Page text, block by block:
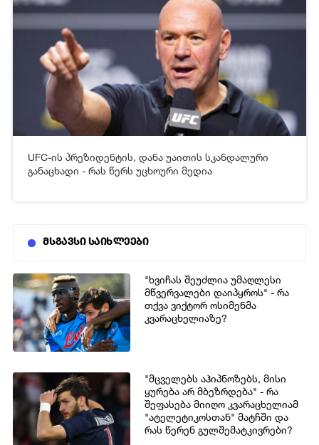
[xfgiven_video2][/xfgiven_video2]
UFC-ის პრეზიდენტის, დანა უაითის სკანდალური
განაცხადი - რას წერს უცხოური მედია
მსგავსი საიხლეები
"ხვიჩას შეუძლია უმაღლესი
მწვერვალები დაიპყროს" - რა
თქვა ვიქტორ ოსიმენმა
კვარაცხელიაზე?
"მცველებს აჰიპნოზებს, მისი
ყურება არ მბეზრდება" - რა
შეფასება მიიღო კვარაცხელიამ
"ატელეტიკოსთან" მატჩში და
რას წერენ გულშემატკივრები?